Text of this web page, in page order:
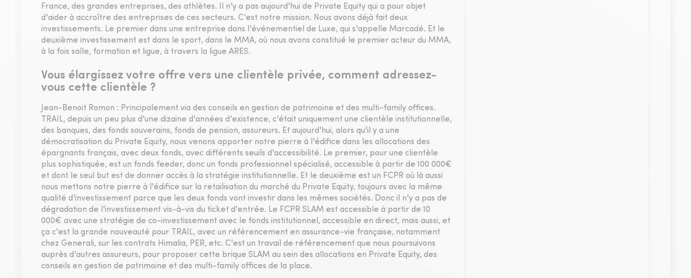
France, des grandes entreprises, des athlètes. Il n'y a pas aujourd'hui de Private Equity qui a pour objet
d'aider à accroître des entreprises de ces secteurs. C'est notre mission. Nous avons déjà fait deux
investissements. Le premier dans une entreprise dans l'événementiel de Luxe, qui s'appelle Marcadé. Et le
deuxième investissement est dans le sport, dans le MMA, où nous avons constitué le premier acteur du MMA,
à la fois salle, formation et ligue, à travers la ligue ARES.
Vous élargissez votre offre vers une clientèle privée, comment adressez-
vous cette clientèle ?
Jean-Benoit Romon : Principalement via des conseils en gestion de patrimoine et des multi-family offices.
TRAIL, depuis un peu plus d'une dizaine d'années d'existence, c'était uniquement une clientèle institutionnelle,
des banques, des fonds souverains, fonds de pension, assureurs. Et aujourd'hui, alors qu'il y a une
démocratisation du Private Equity, nous venons apporter notre pierre à l'édifice dans les allocations des
épargnants français, avec deux fonds, avec différents seuils d'accessibilité. Le premier, pour une clientèle
plus sophistiquée, est un fonds feeder, donc un fonds professionnel spécialisé, accessible à partir de 100 000€
et dont le seul but est de donner accès à la stratégie institutionnelle. Et le deuxième est un FCPR où là aussi
nous mettons notre pierre à l'édifice sur la retailisation du marché du Private Equity, toujours avec la même
qualité d'investissement parce que les deux fonds vont investir dans les mêmes sociétés. Donc il n'y a pas de
dégradation de l'investissement vis-à-vis du ticket d'entrée. Le FCPR SLAM est accessible à partir de 10
000€ avec une stratégie de co-investissement avec le fonds institutionnel, accessible en direct, mais aussi, et
ça c'est la grande nouveauté pour TRAIL, avec un référencement en assurance-vie française, notamment
chez Generali, sur les contrats Himalia, PER, etc. C'est un travail de référencement que nous poursuivons
auprès d'autres assureurs, pour proposer cette brique SLAM au sein des allocations en Private Equity, des
conseils en gestion de patrimoine et des multi-family offices de la place.